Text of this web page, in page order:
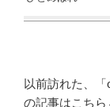
以前訪れた、「
の記事はこち